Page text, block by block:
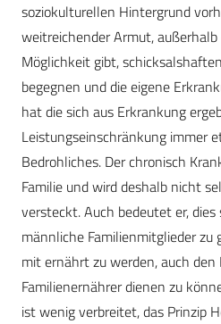
soziokulturellen Hintergrund
weitreichender Armut,
Möglichkeit gibt,
begegnen und die eigene
hat die sich aus Erkrankung
Leistungseinschränkung immer
Bedrohliches. Der chronisch
Familie und wird deshalb nicht
versteckt. Auch bedeutet er,
männliche Familienmitglieder zu
mit ernährt zu werden, auch
Familienernährer dienen zu
ist wenig verbreitet, das Prinzip